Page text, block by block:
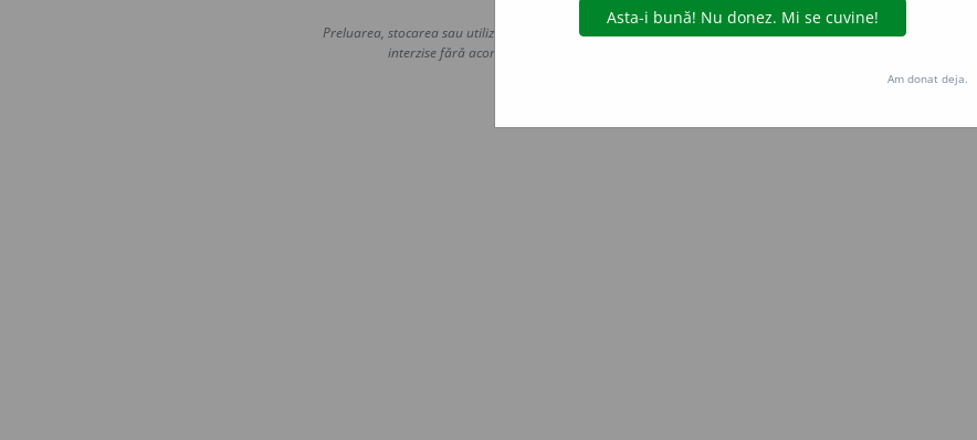
Copyright © 2004-2026 dexonline (https://dexonline.ro)
Preluarea, stocarea sau utilizarea datelor de pe acest site, inclusiv prin orice metode de extragere automată
interzise fără acordul nostru prealabil scris, cu excepția seturilor de date oferite oficial spre utilizare
Hosterion
Am donat deja.